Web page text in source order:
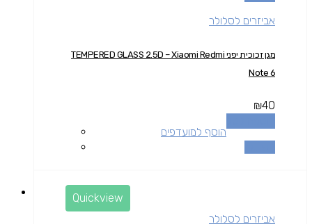
אביזרים לסלולר
מגן זכוכית יפני TEMPERED GLASS 2.5D – Xiaomi Redmi
Note 6
₪40
הוסף למועדפים
Quickview
אביזרים לסלולר